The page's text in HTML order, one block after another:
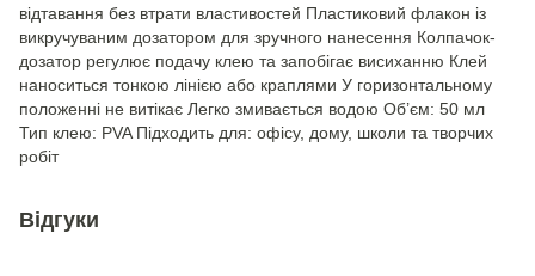
відтавання без втрати властивостей Пластиковий флакон із
викручуваним дозатором для зручного нанесення Колпачок-
дозатор регулює подачу клею та запобігає висиханню Клей
наноситься тонкою лінією або краплями У горизонтальному
положенні не витікає Легко змивається водою Об’єм: 50 мл
Тип клею: PVA Підходить для: офісу, дому, школи та творчих
робіт
Відгуки